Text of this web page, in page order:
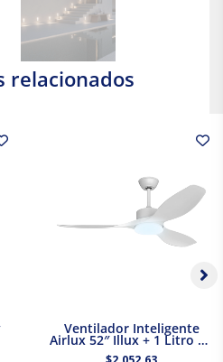
relacionados
Ventilador Inteligente
Airlux 52″ Illux + 1 Litro de
Pintura Blanca Acuario